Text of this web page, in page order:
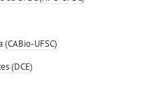
UFSC)
(DCE)